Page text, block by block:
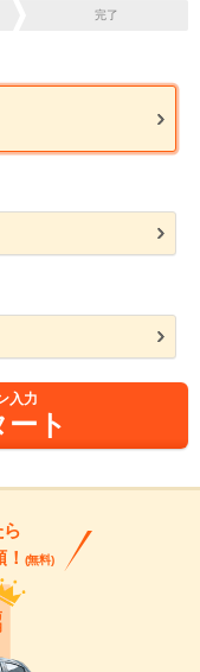
完了
入力
ト
(無料)